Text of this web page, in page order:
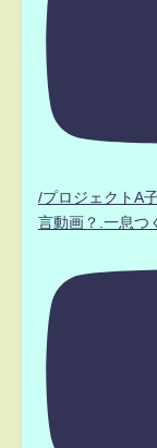
/プロジェクト
言動画？.一息つ